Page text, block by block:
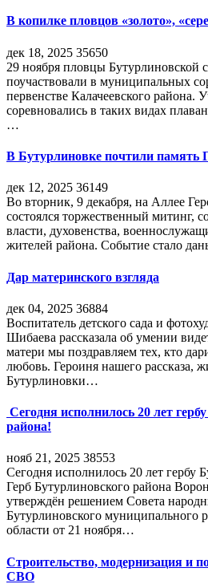
В копилке пловцов «золото»,
дек 18, 2025 35650
29 ноября пловцы Бутурлиновской
поучаствовали в муниципальных
первенстве Калачеевского района.
соревновались в таких видах
…
В Бутурлиновке почтили память
дек 12, 2025 36149
Во вторник, 9 декабря, на Аллее
состоялся торжественный митинг,
власти, духовенства,
жителей района. Событие стало
Дар материнского взгляда
дек 04, 2025 36884
Воспитатель детского сада и
Шибаева рассказала об умении
матери мы поздравляем тех, кто
любовь. Героиня нашего рассказа,
Бутурлиновки…
Сегодня исполнилось 20 лет
района!
нояб 21, 2025 38553
Сегодня исполнилось 20 лет гербу
Герб Бутурлиновского района
утверждён решением Совета
Бутурлиновского муниципального
области от 21 ноября…
Строительство, модернизация и
СВО